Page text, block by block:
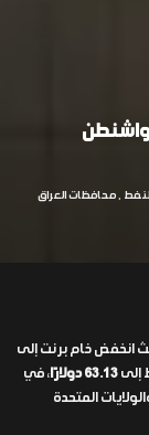
واشنطن
محافظات العراق
انخفض خام برنت إلى
إلى 63.13 دولارًا
، في
المتحدة